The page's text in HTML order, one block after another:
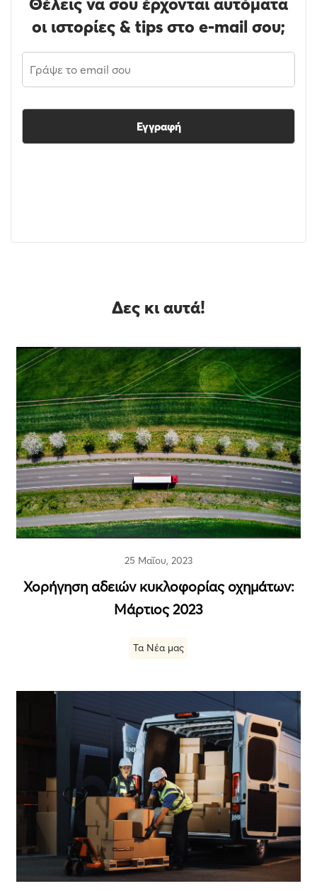
οι ιστορίες & tips στο e-mail σου;
Εγγραφή
Δες κι αυτά!
25 Μαΐου, 2023
Χορήγηση αδειών κυκλοφορίας οχημάτων:
Μάρτιος 2023
Τα Νέα μας